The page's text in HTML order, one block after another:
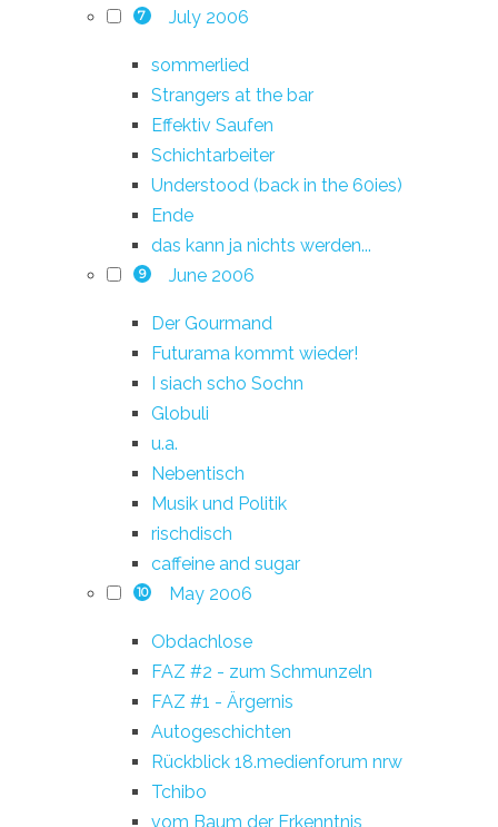
7 July 2006
sommerlied
Strangers at the bar
Effektiv Saufen
Schichtarbeiter
Understood (back in the 60ies)
Ende
das kann ja nichts werden...
9 June 2006
Der Gourmand
Futurama kommt wieder!
I siach scho Sochn
Globuli
u.a.
Nebentisch
Musik und Politik
rischdisch
caffeine and sugar
10 May 2006
Obdachlose
FAZ #2 - zum Schmunzeln
FAZ #1 - Ärgernis
Autogeschichten
Rückblick 18.medienforum nrw
Tchibo
vom Baum der Erkenntnis